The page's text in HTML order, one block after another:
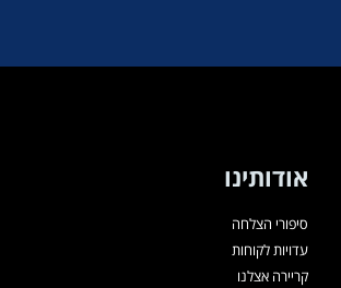
אודותינו
סיפורי הצלחה
עדויות לקוחות
קריירה אצלנו